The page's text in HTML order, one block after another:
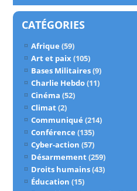
CATÉGORIES
Afrique (59)
Art et paix(105)
Bases Militaires(9)
Charlie Hebdo(11)
Cinéma (52)
Climat(2)
Communiqué (214)
Conférence (135)
Cyber-action (57)
Désarmement(259)
Droits humains(43)
Éducation (15)